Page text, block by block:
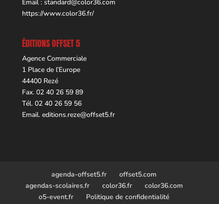
Email : standard@color36.com
https://www.color36.fr/
ÉDITIONS OFFSET 5
Agence Commerciale
1 Place de l’Europe
44400 Rezé
Fax. 02 40 26 59 89
Tél. 02 40 26 59 56
Email. editions.reze@offset5.fr
agenda-offset5.fr
offset5.com
agendas-scolaires.fr
color36.fr
color36.com
o5-event.fr
Politique de confidentialité